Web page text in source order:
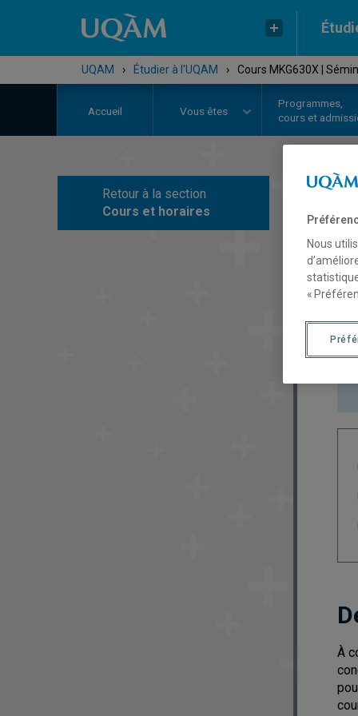
UQAM › Étudier à l'UQAM › Cours MKG630X |
Accueil Vous êtes
Programmes,
cours et
Retour à la section
Cours et horaires
À
Nous
«